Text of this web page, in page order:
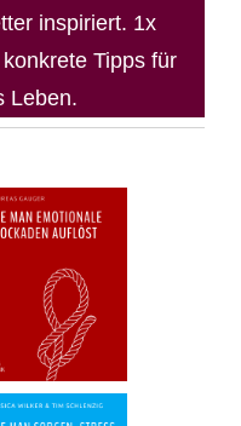
inspiriert. 1x
Tipps für
Leben.